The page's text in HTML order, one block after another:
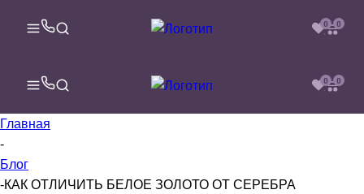
0 0
0 0
Главная
-
Блог
-КАК ОТЛИЧИТЬ БЕЛОЕ ЗОЛОТО ОТ СЕРЕБРА